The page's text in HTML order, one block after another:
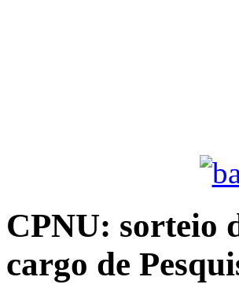
CPNU: sorteio
cargo de